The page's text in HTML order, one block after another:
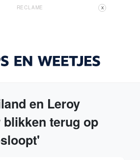
RECLAME X
en Leroy
blikken terug op